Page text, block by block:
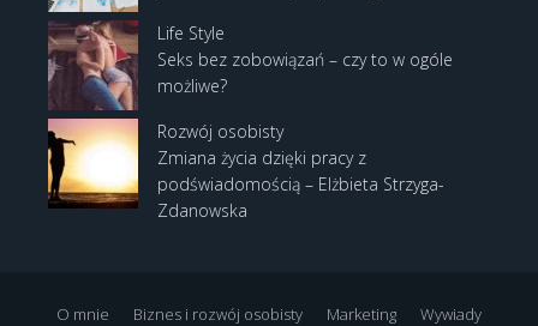
Life Style
Seks bez zobowiązań – czy to w ogóle
możliwe?
Rozwój osobisty
Zmiana życia dzięki pracy z
podświadomością – Elżbieta Strzyga-
Zdanowska
O mnie Biznes i rozwój osobisty Marketing
Wywiady